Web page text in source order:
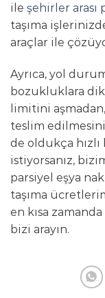
ile şehirler arası
taşıma
araçlar ile
Ayrıca, yol
bozukluklara
limitini
teslim edilmesini
de oldukça hızlı
istiyorsanız,
parsiyel eşya
taşıma
en kısa zamanda
bizi arayın.